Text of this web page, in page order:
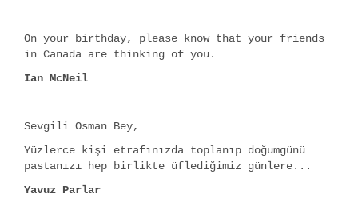
On your birthday, please know that your friends
in Canada are thinking of you.
Ian McNeil
Sevgili Osman Bey,
Yüzlerce kişi etrafınızda toplanıp doğumgünü
pastanızı hep birlikte üflediğimiz günlere...
Yavuz Parlar